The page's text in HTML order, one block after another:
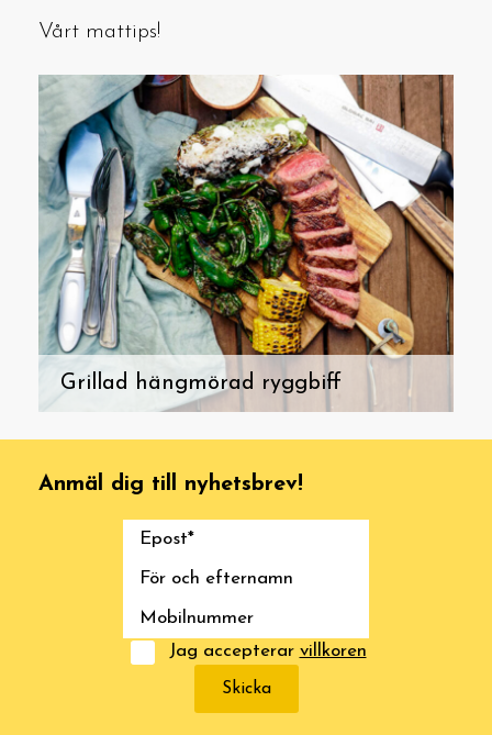
Vårt mattips!
Grillad hängmörad ryggbiff
Anmäl dig till nyhetsbrev!
Jag accepterar villkoren
Skicka